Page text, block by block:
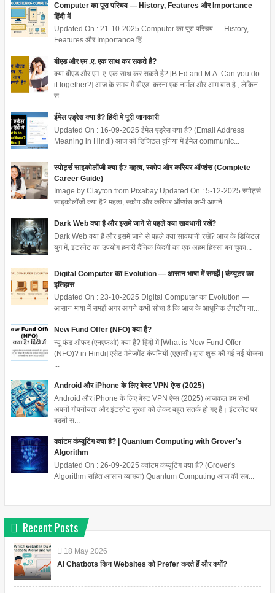
Computer का पूरा परिचय — History, Features और Importance
हिंदी में
Updated On : 21-10-2025 Computer का पूरा परिचय — History,
Features और Importance हिं...
बीएड और एम .ए. एक साथ कर सकते है?
क्या बीएड और एम .ए. एक साथ कर सकते है? [B.Ed and M.A. Can you do
it together?] आज के समय में बीएड करना एक नार्मल और आम बात है , लेकिन
स...
ईमेल एड्रेस क्या है? हिंदी में पूरी जानकारी
Updated On : 16-09-2025 ईमेल एड्रेस क्या है? (Email Address
Meaning in Hindi) आज की डिजिटल दुनिया में ईमेल communic...
स्पोर्ट्स साइकोलॉजी क्या है? महत्व, स्कोप और करियर ऑप्शंस (Complete
Career Guide)
Image by Clayton from Pixabay Updated On : 5-12-2025 स्पोर्ट्स
साइकोलॉजी क्या है? महत्व, स्कोप और करियर ऑप्शंस कभी आपने ...
Dark Web क्या है और इसमें जाने से पहले क्या सावधानी रखें?
Dark Web क्या है और इसमें जाने से पहले क्या सावधानी रखें? आज के डिजिटल
युग में, इंटरनेट का उपयोग हमारी दैनिक जिंदगी का एक अहम हिस्सा बन चुका...
Digital Computer का Evolution — आसान भाषा में समझें | कंप्यूटर का
इतिहास
Updated On : 23-10-2025 Digital Computer का Evolution —
आसान भाषा में समझें अगर आपने कभी सोचा है कि आज के आधुनिक लैपटॉप या...
New Fund Offer (NFO) क्या है?
न्यू फंड ऑफर (एनएफओ) क्या है? हिंदी में [What is New Fund Offer
(NFO)? in Hindi] एसेट मैनेजमेंट कंपनियों (एएमसी) द्वारा शुरू की गई नई योजना
Android और iPhone के लिए बेस्ट VPN ऐप्स (2025)
Android और iPhone के लिए बेस्ट VPN ऐप्स (2025) आजकल हम सभी
अपनी गोपनीयता और इंटरनेट सुरक्षा को लेकर बहुत सतर्क हो गए हैं। इंटरनेट पर
बढ़ती स...
क्वांटम कंप्यूटिंग क्या है? | Quantum Computing with Grover's
Algorithm
Updated On : 26-09-2025 क्वांटम कंप्यूटिंग क्या है? (Grover's
Algorithm सहित आसान व्याख्या) Quantum Computing आज की सब...
Recent Posts
18 May 2026
AI Chatbots किन Websites को Prefer करते हैं और क्यों?